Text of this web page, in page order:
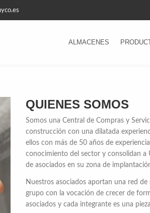
ALMACENES
QUIENES SOMOS
Somos una Central de Compras y
construcción con una dilatada
ellos con más de 50 años de
conocimiento del sector y consolidan a
de asociados en su zona de
Nuestros asociados aportan una red
grupo con la vocación de crecer de
asociados y cada integrante es una